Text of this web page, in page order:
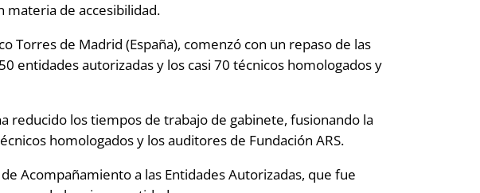
materia de accesibilidad.
Torres de Madrid (España), comenzó con un repaso de las
entidades autorizadas y los casi 70 técnicos homologados y
reducido los tiempos de trabajo de gabinete, fusionando la
homologados y los auditores de Fundación ARS.
Acompañamiento a las Entidades Autorizadas, que fue